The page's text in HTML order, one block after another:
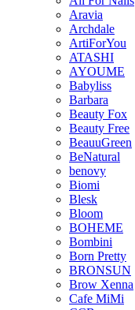
Aravia
Archdale
ArtiForYou
ATASHI
AYOUME
Babyliss
Barbara
Beauty Fox
Beauty Free
BeauuGreen
BeNatural
benovy
Biomi
Blesk
Bloom
BOHEME
Bombini
Born Pretty
BRONSUN
Brow Xenna
Cafe MiMi